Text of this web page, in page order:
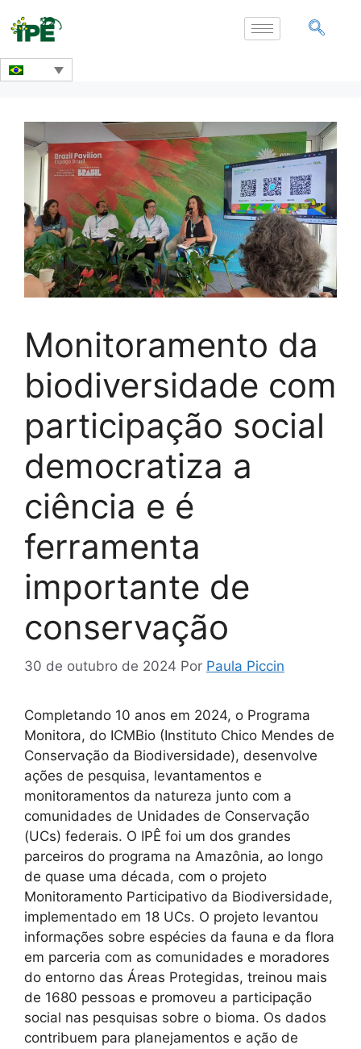
Monitoramento da
biodiversidade com
participação social
democratiza a
ciência e é
ferramenta
importante de
conservação
30 de outubro de 2024 Por Paula Piccin
Completando 10 anos em 2024, o Programa
Monitora, do ICMBio (Instituto Chico Mendes de
Conservação da Biodiversidade), desenvolve
ações de pesquisa, levantamentos e
monitoramentos da natureza junto com a
comunidades de Unidades de Conservação
(UCs) federais. O IPÊ foi um dos grandes
parceiros do programa na Amazônia, ao longo
de quase uma década, com o projeto
Monitoramento Participativo da Biodiversidade,
implementado em 18 UCs. O projeto levantou
informações sobre espécies da fauna e da flora
em parceria com as comunidades e moradores
do entorno das Áreas Protegidas, treinou mais
de 1680 pessoas e promoveu a participação
social nas pesquisas sobre o bioma. Os dados
contribuem para planejamentos e ação de